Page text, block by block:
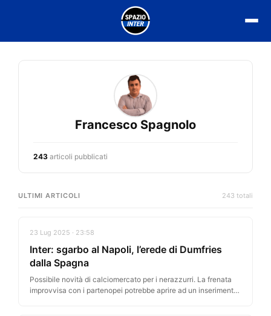
Francesco Spagnolo
243 articoli pubblicati
ULTIMI ARTICOLI 243 totali
23 Lug 2025 · 23:58
Inter: sgarbo al Napoli, l’erede di Dumfries
dalla Spagna
Possibile novità di calciomercato per i nerazzurri. La frenata
improvvisa con i partenopei potrebbe aprire ad un inserimento